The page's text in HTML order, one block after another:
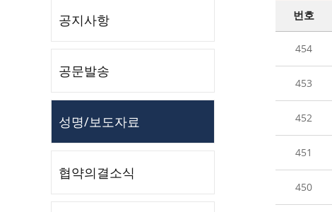
공지사항
공문발송
성명/보도자료
협약의결소식
번호
454
453
452
451
450